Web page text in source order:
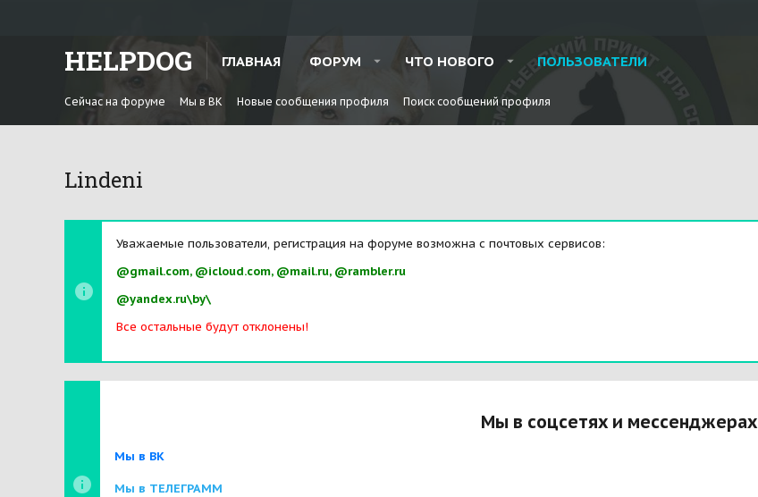
HELPDOG ГЛАВНАЯ ФОРУМ ЧТО НОВОГО ПОЛЬЗОВАТЕЛИ
Сейчас на форуме Мы в ВК Новые сообщения профиля Поиск сообщений профиля
Lindeni
Уважаемые пользователи, регистрация на форуме возможна с почтовых сервисов:
@gmail.com, @icloud.com, @mail.ru, @rambler.ru
@yandex.ru\by\
Все остальные будут отклонены!
Мы в соцсетях и мессенджерах
Мы в ВК
Мы в ТЕЛЕГРАММ